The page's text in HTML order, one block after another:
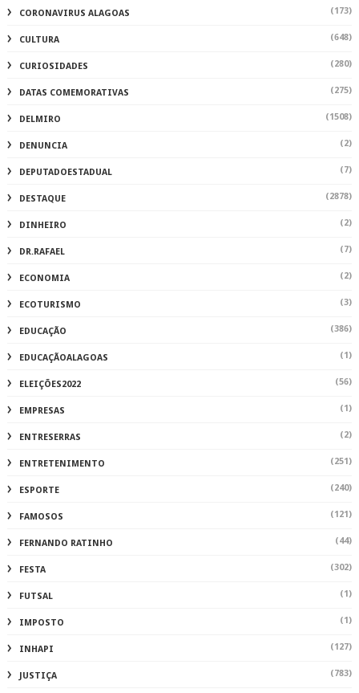
CORONAVIRUS ALAGOAS (173)
CULTURA (648)
CURIOSIDADES (280)
DATAS COMEMORATIVAS (275)
DELMIRO (1508)
DENUNCIA (2)
DEPUTADOESTADUAL (7)
DESTAQUE (2878)
DINHEIRO (2)
DR.RAFAEL (7)
ECONOMIA (2)
ECOTURISMO (3)
EDUCAÇÃO (386)
EDUCAÇÃOALAGOAS (1)
ELEIÇÕES2022 (56)
EMPRESAS (1)
ENTRESERRAS (2)
ENTRETENIMENTO (251)
ESPORTE (240)
FAMOSOS (121)
FERNANDO RATINHO (44)
FESTA (302)
FUTSAL (1)
IMPOSTO (1)
INHAPI (127)
JUSTIÇA (783)